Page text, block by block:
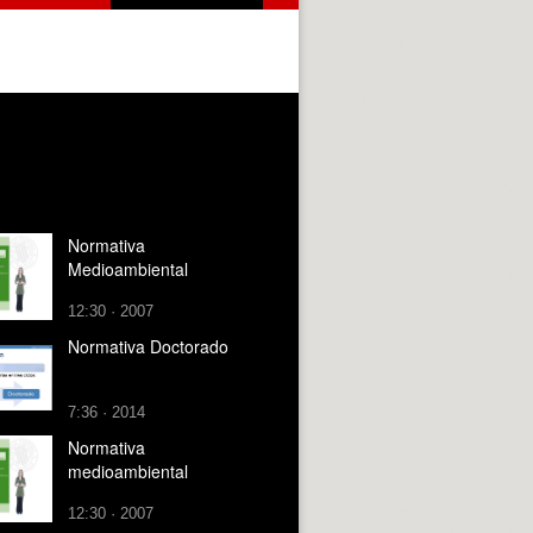
Normativa
Medioambiental
12:30 · 2007
Normativa Doctorado
7:36 · 2014
Normativa
medioambiental
12:30 · 2007